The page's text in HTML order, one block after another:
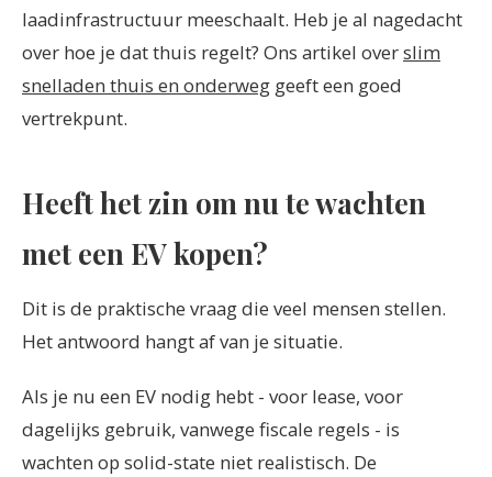
laadinfrastructuur meeschaalt. Heb je al nagedacht
over hoe je dat thuis regelt? Ons artikel overslim
snelladen thuis en onderweg geeft een goed
vertrekpunt.
Heeft het zin om nu te wachten
met een EV kopen?
Dit is de praktische vraag die veel mensen stellen.
Het antwoord hangt af van je situatie.
Als je nu een EV nodig hebt - voor lease, voor
dagelijks gebruik, vanwege fiscale regels - is
wachten op solid-state niet realistisch. De